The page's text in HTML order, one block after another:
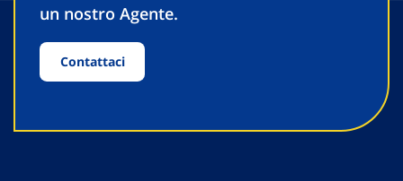
un nostro Agente.
Contattaci